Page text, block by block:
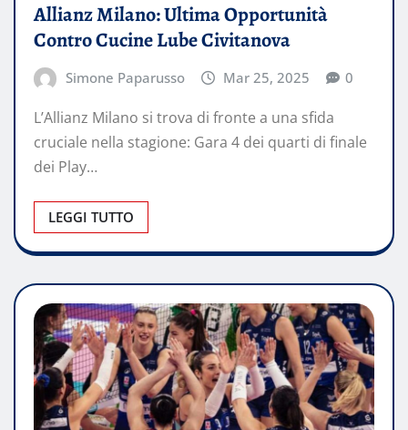
Allianz Milano: Ultima Opportunità
Contro Cucine Lube Civitanova
Simone Paparusso Mar 25, 2025 0
L’Allianz Milano si trova di fronte a una sfida
cruciale nella stagione: Gara 4 dei quarti di finale
dei Play…
LEGGI TUTTO